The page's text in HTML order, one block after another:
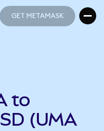
GET METAMASK
to
(UMA